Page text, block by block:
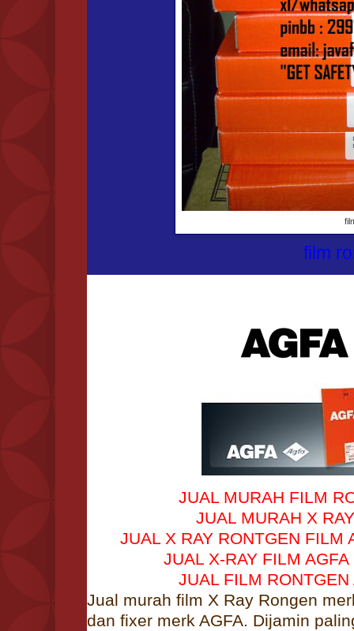
film
JUAL MURAH FILM
JUAL MURAH X
JUAL X RAY RONTGEN FILM
JUAL X-RAY FILM
JUAL FILM
Jual murah film X Ray Rongen
dan fixer merk AGFA. Dijamin